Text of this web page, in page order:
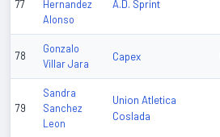
77
Hernandez
Alonso
A.D. Sprint
78
Gonzalo
Villar Jara
Capex
79
Sandra
Sanchez
Leon
Union Atletica
Coslada